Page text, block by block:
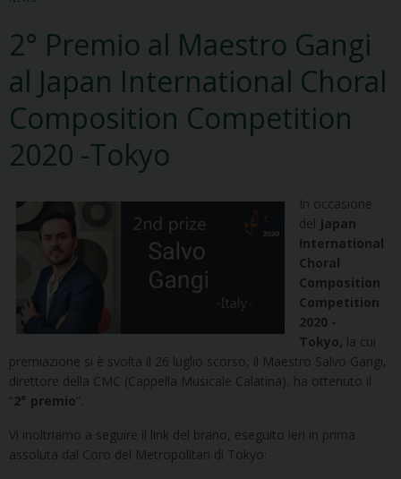
2° Premio al Maestro Gangi
al Japan International Choral
Composition Competition
2020 -Tokyo
In occasione
del Japan
International
Choral
Composition
Competition
2020 -
Tokyo, la cui
premiazione si è svolta il 26 luglio scorso, il Maestro Salvo Gangi,
direttore della CMC (Cappella Musicale Calatina), ha ottenuto il
“2° premio“.
Vi inoltriamo a seguire il link del brano, eseguito ieri in prima
assoluta dal Coro del Metropolitan di Tokyo: